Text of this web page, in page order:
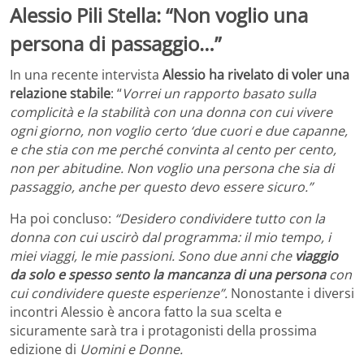
Alessio Pili Stella: “Non voglio una
persona di passaggio…”
In una recente intervista Alessio ha rivelato di voler una
relazione stabile: “Vorrei un rapporto basato sulla
complicità e la stabilità con una donna con cui vivere
ogni giorno, non voglio certo ‘due cuori e due capanne,
e che stia con me perché convinta al cento per cento,
non per abitudine. Non voglio una persona che sia di
passaggio, anche per questo devo essere sicuro.”
Ha poi concluso: “Desidero condividere tutto con la
donna con cui uscirò dal programma: il mio tempo, i
miei viaggi, le mie passioni. Sono due anni cheviaggio
da solo e spesso sento la mancanza di una personacon
cui condividere queste esperienze”. Nonostante i diversi
incontri Alessio è ancora fatto la sua scelta e
sicuramente sarà tra i protagonisti della prossima
edizione di Uomini e Donne.